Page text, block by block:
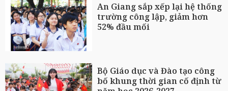
An Giang sắp xếp lại hệ thống
trường công lập, giảm hơn
52% đầu mối
Bộ Giáo dục và Đào tạo công
bố khung thời gian cố định từ